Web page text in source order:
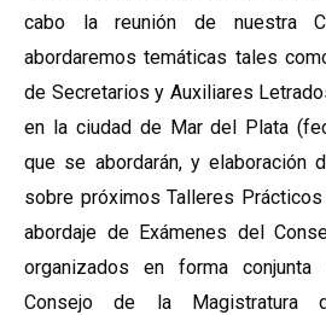
cabo la reunión de nuestra
abordaremos temáticas tales
de Secretarios y Auxiliares
en la ciudad de Mar del Plata
que se abordarán, y elaboración
sobre próximos Talleres
abordaje de Exámenes del
organizados en forma
Consejo de la Magistratura